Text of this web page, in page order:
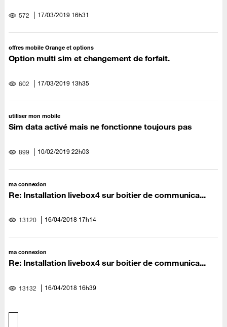
572 ‎17/03/2019 16h31
offres mobile Orange et options
Option multi sim et changement de forfait.
602 ‎17/03/2019 13h35
utiliser mon mobile
Sim data activé mais ne fonctionne toujours pas
899 ‎10/02/201922h03
ma connexion
Re: Installation livebox4 sur boitier de communica...
13120 ‎16/04/2018 17h14
ma connexion
Re: Installation livebox4 sur boitier de communica...
13132 ‎16/04/2018 16h39